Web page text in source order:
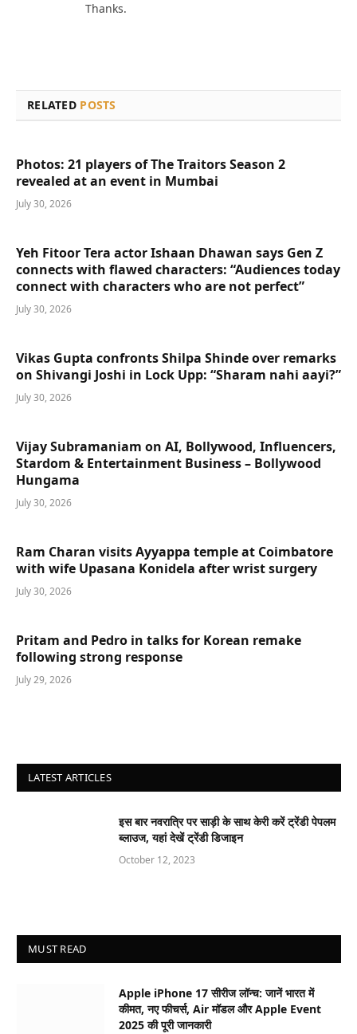
Thanks.
RELATED POSTS
Photos: 21 players of The Traitors Season 2
revealed at an event in Mumbai
July 30, 2026
Yeh Fitoor Tera actor Ishaan Dhawan says Gen Z
connects with flawed characters: “Audiences today
connect with characters who are not perfect”
July 30, 2026
Vikas Gupta confronts Shilpa Shinde over remarks
on Shivangi Joshi in Lock Upp: “Sharam nahi aayi?”
July 30, 2026
Vijay Subramaniam on AI, Bollywood, Influencers,
Stardom & Entertainment Business – Bollywood
Hungama
July 30, 2026
Ram Charan visits Ayyappa temple at Coimbatore
with wife Upasana Konidela after wrist surgery
July 30, 2026
Pritam and Pedro in talks for Korean remake
following strong response
July 29, 2026
LATEST ARTICLES
इस बार नवरात्रि पर साड़ी के साथ केरी करें ट्रेंडी पेपलम
ब्लाउज, यहां देखें ट्रेंडी डिजाइन
October 12, 2023
MUST READ
Apple iPhone 17 सीरीज लॉन्च: जानें भारत में
कीमत, नए फीचर्स, Air मॉडल और Apple Event
2025 की पूरी जानकारी